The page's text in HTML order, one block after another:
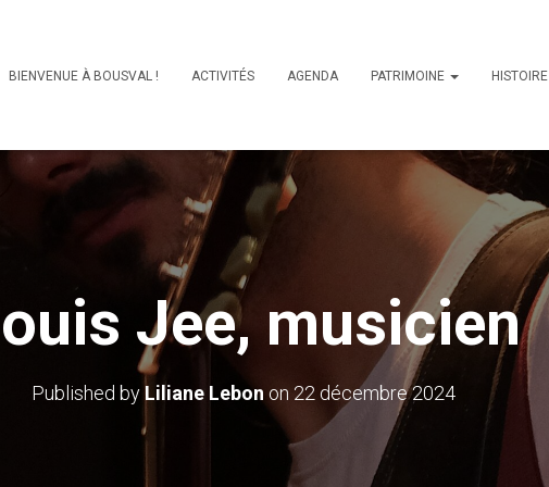
BIENVENUE À BOUSVAL ! ACTIVITÉS AGENDA PATRIMOINE HISTOIRE
Jee, musicien
Published by Liliane Lebon on 22 décembre 2024